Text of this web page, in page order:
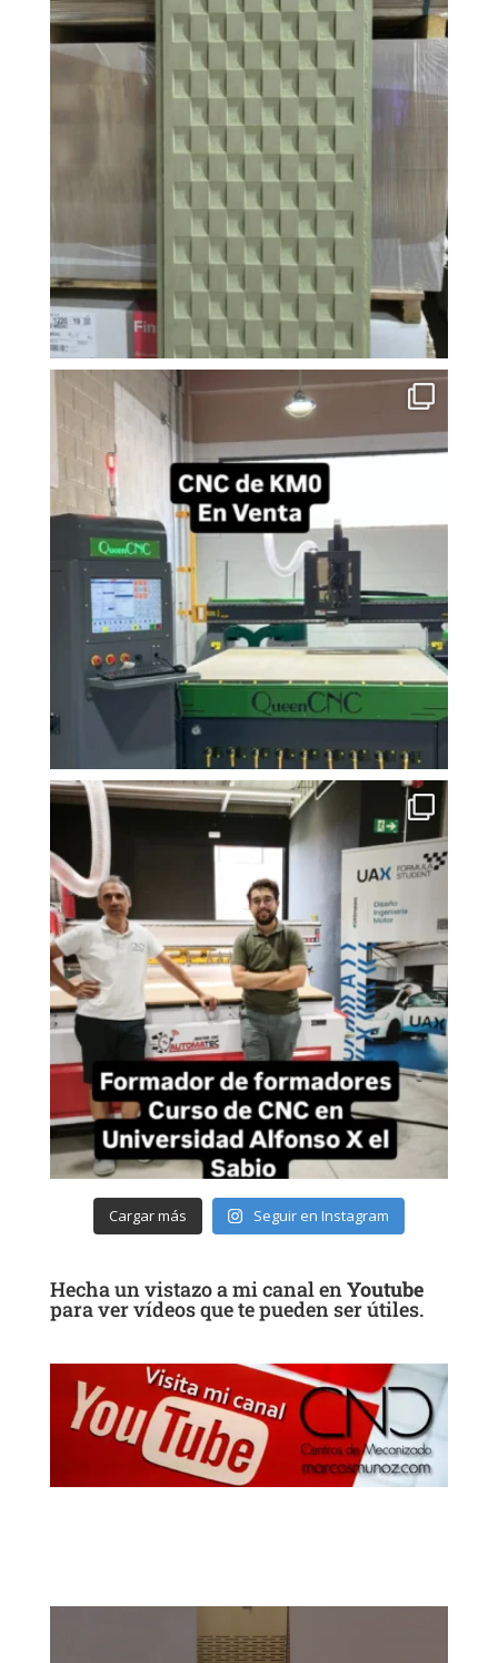
Cargar más Seguir en Instagram
Hecha un vistazo a mi canal enYoutube
para ver vídeos que te pueden ser útiles.